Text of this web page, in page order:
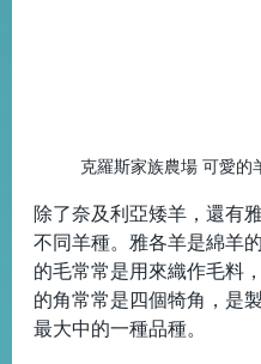
克羅斯家族農場 可愛的
除了奈及利亞矮羊，還有
不同羊種。雅各羊是綿羊
的毛常常是用來織作毛料
的角常常是四個犄角，是
最大中的一種品種。